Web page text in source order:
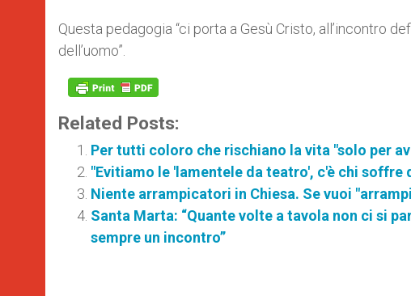
Questa pedagogia “ci porta a Gesù Cristo, all’incontro
dell’uomo”.
Related Posts:
Per tutti coloro che rischiano la vita "solo per
"Evitiamo le 'lamentele da teatro', c'è chi soffre
Niente arrampicatori in Chiesa. Se vuoi
Santa Marta: “Quante volte a tavola non ci si
sempre un incontro”